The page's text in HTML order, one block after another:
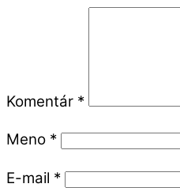
Komentár *
Meno *
E-mail *